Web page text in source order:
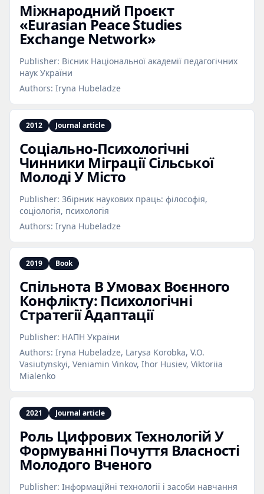
Міжнародний Проєкт
«Eurasian Peace Studies
Exchange Network»
Publisher: Вісник Національної академії педагогічних
наук України
Authors: Iryna Hubeladze
2012 Journal article
Соціально‑Психологічні
Чинники Міграції Сільської
Молоді У Місто
Publisher: Збірник наукових праць: філософія,
соціологія, психологія
Authors: Iryna Hubeladze
2019 Book
Спільнота В Умовах Воєнного
Конфлікту: Психологічні
Стратегії Адаптації
Publisher: НАПН України
Authors: Iryna Hubeladze, Larysa Korobka, V.O.
Vasiutynskyi, Veniamin Vinkov, Ihor Husiev, Viktoriia
Mialenko
2021 Journal article
Роль Цифрових Технологій У
Формуванні Почуття Власності
Молодого Вченого
Publisher: Інформаційні технології і засоби навчання